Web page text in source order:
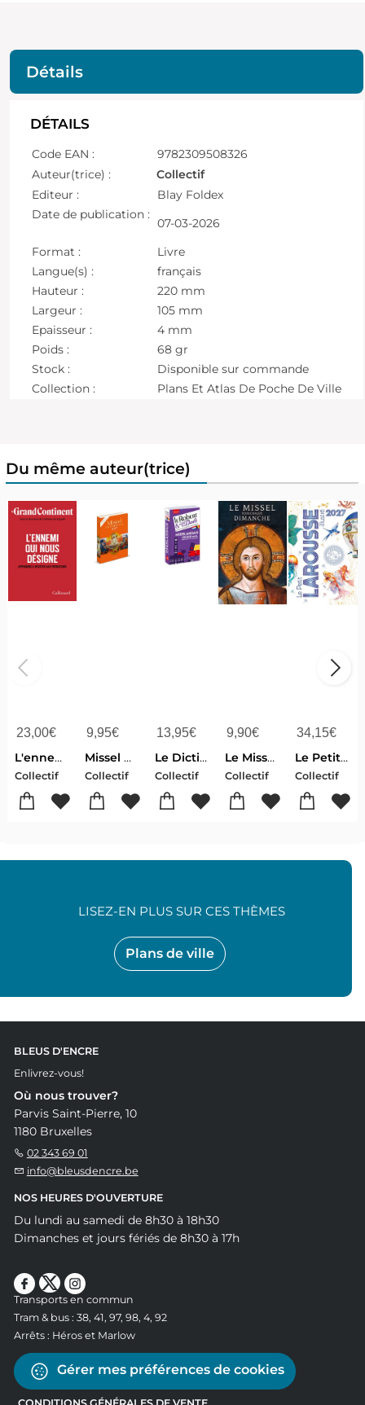
Détails
DÉTAILS
Code EAN :
9782309508326
Auteur(trice) :
Collectif
Editeur :
Blay Foldex
Date de publication :
07-03-2026
Format :
Livre
Langue(s) :
français
Hauteur :
220 mm
Largeur :
105 mm
Epaisseur :
4 mm
Poids :
68 gr
Stock :
Disponible sur commande
Collection :
Plans Et Atlas De Poche De Ville
Du même auteur(trice)
23,00€
L'ennemi Qui Nous Designe : Apprendre A Resister Aux Predateurs
Collectif
9,95€
Missel Du Dimanche (edition 2027)
Collectif
13,95€
Le Dictionnaire Le Robert & Van Dale Neerlandais
Collectif
9,90€
Le Missel Pour Chaque Dimanche (edition 2027)
Collectif
34,15€
Le Petit Larousse Illustre (edition 2027)
Collectif
Plans de ville
LISEZ-EN PLUS SUR CES THÈMES
BLEUS D'ENCRE
Enlivrez-vous!
Où nous trouver?
Parvis Saint-Pierre, 10
1180 Bruxelles
02 343 69 01
info@bleusdencre.be
NOS HEURES D'OUVERTURE
Du lundi au samedi de 8h30 à 18h30
Dimanches et jours fériés de 8h30 à 17h
Transports en commun
Tram & bus : 38, 41, 97, 98, 4, 92
Arrêts : Héros et Marlow
Gérer mes préférences de cookies